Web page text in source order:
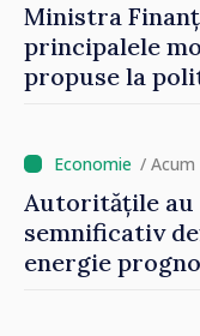
Ministra
principalele
propuse la
/ Acum
Autoritățile au
semnificativ
energie